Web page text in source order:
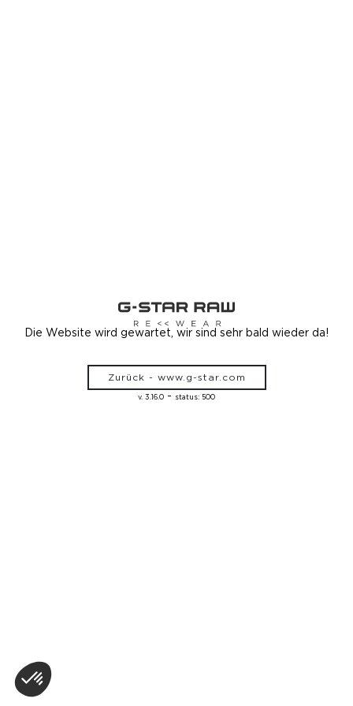
Die Website wird gewartet, wir sind sehr bald wieder da!
Zurück - www.g-star.com
v. 3.16.0 - status: 500